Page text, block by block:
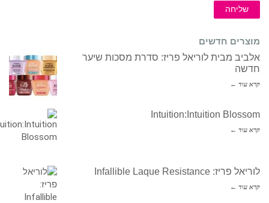
שליחה
מוצרים חדשים
אלביב מבית לוריאל פריז: סדרת מסכות שיער
חדשה
קרא עוד ←
Intuition:Intuition Blossom
קרא עוד ←
לוריאל פריז: Infallible Laque Resistance
קרא עוד ←